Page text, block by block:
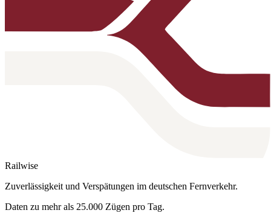
Railwise
Zuverlässigkeit und Verspätungen im deutschen Fernverkehr.
Daten zu mehr als 25.000 Zügen pro Tag.